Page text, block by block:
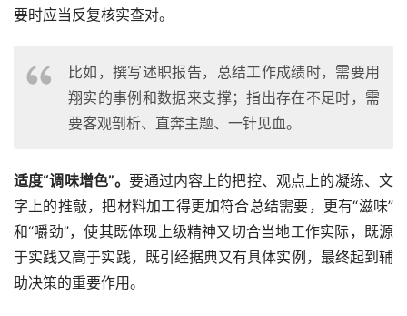
要时应当反复核实查对。
比如，撰写述职报告，总结工作成绩时，需要用
翔实的事例和数据来支撑；指出存在不足时，需
要客观剖析、直奔主题、一针见血。
适度“调味增色”。要通过内容上的把控、观点上的凝练、文
字上的推敲，把材料加工得更加符合总结需要，更有“滋味”
和“嚼劲”，使其既体现上级精神又切合当地工作实际，既源
于实践又高于实践，既引经据典又有具体实例，最终起到辅
助决策的重要作用。